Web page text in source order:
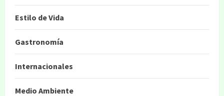
Estilo de Vida
Gastronomía
Internacionales
Medio Ambiente